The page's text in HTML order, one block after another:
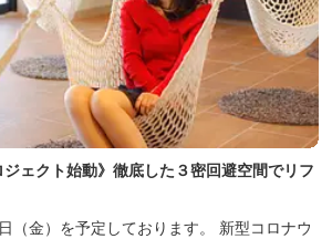
ジェクト始動》徹底した３密回避空間でリフ
を予定しております。 新型コロナウ